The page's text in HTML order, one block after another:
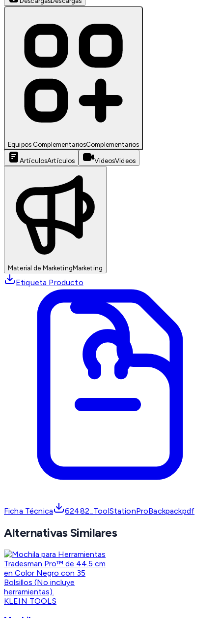
Equipos ComplementariosComplementarios
ArtículosArtículos VideosVideos
Material de MarketingMarketing
Etiqueta Producto
Ficha Técnica 62482_ToolStationProBackpackpdf
Alternativas Similares
KLEIN TOOLS